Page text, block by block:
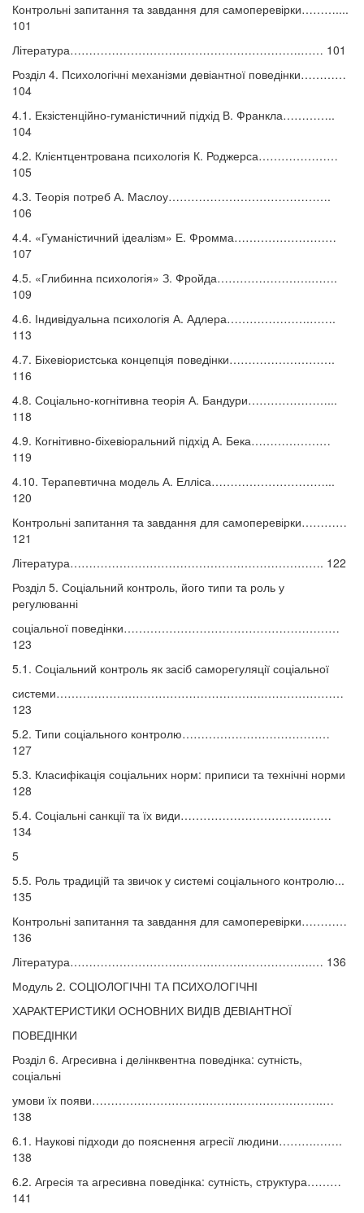
Контрольні запитання та завдання для самоперевірки………....
101
Література…………………………………………………….…… 101
Розділ 4. Психологічні механізми девіантної поведінки…………
104
4.1. Екзістенційно-гуманістичний підхід В. Франкла…………..
104
4.2. Клієнтцентрована психологія К. Роджерса…………………
105
4.3. Теорія потреб А. Маслоу…………………………………….
106
4.4. «Гуманістичний ідеалізм» Е. Фромма………………………
107
4.5. «Глибинна психологія» З. Фройда…………………….…….
109
4.6. Індивідуальна психологія А. Адлера………………….…….
113
4.7. Біхевіористська концепція поведінки……………………….
116
4.8. Соціально-когнітивна теорія А. Бандури…………………...
118
4.9. Когнітивно-біхевіоральний підхід А. Бека…………………
119
4.10. Терапевтична модель А. Елліса…………………………...
120
Контрольні запитання та завдання для самоперевірки…………
121
Література…………………………………………………………. 122
Розділ 5. Соціальний контроль, його типи та роль у
регулюванні
соціальної поведінки…………………………………………………
123
5.1. Соціальний контроль як засіб саморегуляції соціальної
системи……………………………………………….…………………
123
5.2. Типи соціального контролю…………………………………
127
5.3. Класифікація соціальних норм: приписи та технічні норми
128
5.4. Соціальні санкції та їх види…………………………….……
134
5
5.5. Роль традицій та звичок у системі соціального контролю...
135
Контрольні запитання та завдання для самоперевірки…………
136
Література……………………………………………………….… 136
Модуль 2. СОЦІОЛОГІЧНІ ТА ПСИХОЛОГІЧНІ
ХАРАКТЕРИСТИКИ ОСНОВНИХ ВИДІВ ДЕВІАНТНОЇ
ПОВЕДІНКИ
Розділ 6. Агресивна і делінквентна поведінка: сутність,
соціальні
умови їх появи…………………………………………………….…
138
6.1. Наукові підходи до пояснення агресії людини……….…….
138
6.2. Агресія та агресивна поведінка: сутність, структура………
141